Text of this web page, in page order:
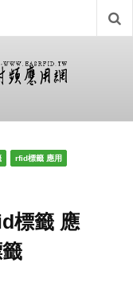
rfid標籤 應用
標籤 應